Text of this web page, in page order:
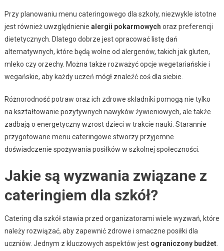
Przy planowaniu menu cateringowego dla szkoły, niezwykle istotne
jest również uwzględnienie alergii pokarmowych oraz preferencji
dietetycznych. Dlatego dobrze jest opracować listę dań
alternatywnych, które będą wolne od alergenów, takich jak gluten,
mleko czy orzechy. Można także rozważyć opcje wegetariańskie i
wegańskie, aby każdy uczeń mógł znaleźć coś dla siebie.
Różnorodność potraw oraz ich zdrowe składniki pomogą nie tylko
na kształtowanie pozytywnych nawyków żywieniowych, ale także
zadbają o energetyczny wzrost dzieci w trakcie nauki. Starannie
przygotowane menu cateringowe stworzy przyjemne
doświadczenie spożywania posiłków w szkolnej społeczności.
Jakie są wyzwania związane z
cateringiem dla szkół?
Catering dla szkół stawia przed organizatorami wiele wyzwań, które
należy rozwiązać, aby zapewnić zdrowe i smaczne posiłki dla
uczniów. Jednym z kluczowych aspektów jest ograniczony budżet.